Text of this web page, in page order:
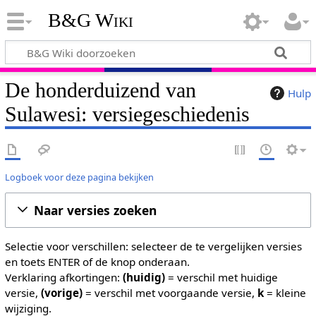
B&G Wiki
Hulp
De honderduizend van
Sulawesi: versiegeschiedenis
Logboek voor deze pagina bekijken
Naar versies zoeken
Selectie voor verschillen: selecteer de te vergelijken versies
en toets ENTER of de knop onderaan.
Verklaring afkortingen: (huidig)= verschil met huidige
versie, (vorige)= verschil met voorgaande versie, k= kleine
wijziging.